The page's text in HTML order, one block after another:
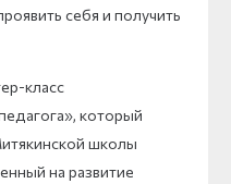
себя и получить
класс
который
школы
на развитие